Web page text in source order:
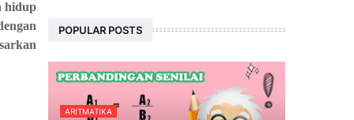
hidup
POPULAR POSTS
ARITMATIKA